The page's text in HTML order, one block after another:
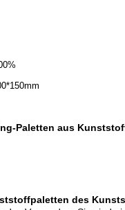
Paletten aus
des